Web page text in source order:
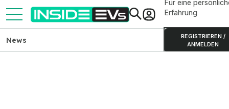
Für eine
Erfahrung
REGISTRIEREN /
ANMELDEN
News